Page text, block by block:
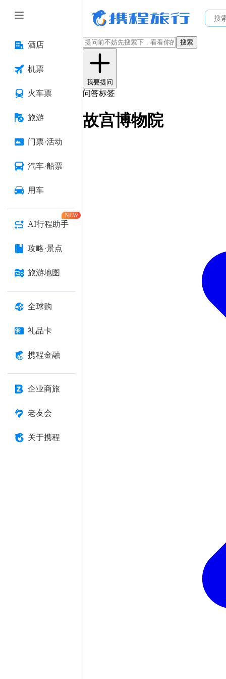
酒店
机票
火车票
旅游
门票·活动
汽车·船票
用车
AI行程助手
NEW
攻略·景点
旅游地图
全球购
礼品卡
携程金融
企业商旅
老友会
关于携程
搜索
我要提问
问答标签
故宫博物院